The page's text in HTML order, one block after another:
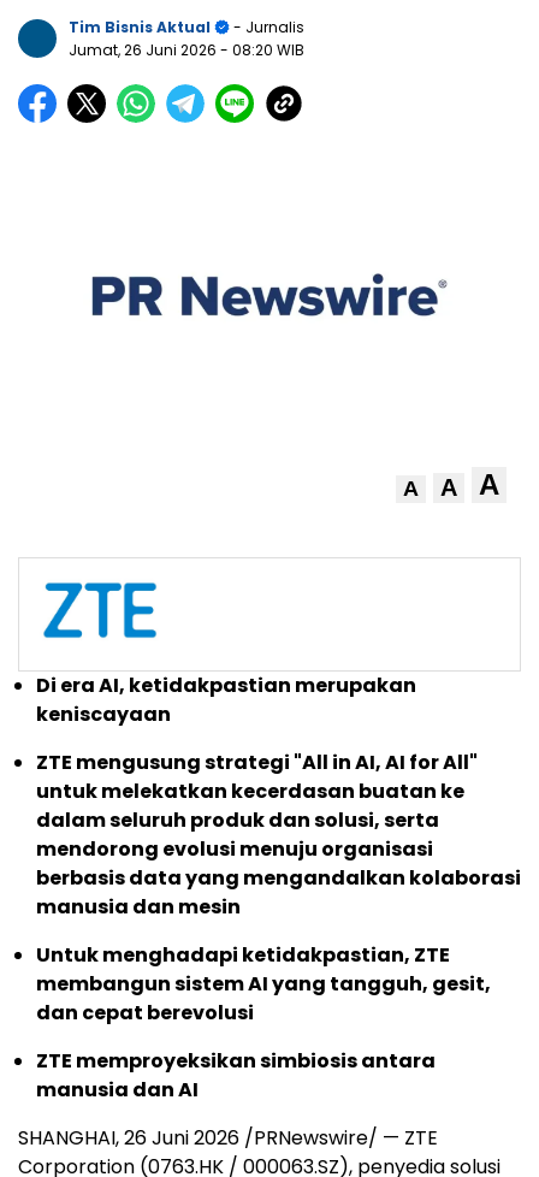
Tim Bisnis Aktual
- Jurnalis
Jumat, 26 Juni 2026 - 08:20 WIB
A A A
Di era AI, ketidakpastian merupakan
keniscayaan
ZTE mengusung strategi "All in AI, AI for All"
untuk melekatkan kecerdasan buatan ke
dalam seluruh produk dan solusi, serta
mendorong evolusi menuju organisasi
berbasis data yang mengandalkan kolaborasi
manusia dan mesin
Untuk menghadapi ketidakpastian, ZTE
membangun sistem AI yang tangguh, gesit,
dan cepat berevolusi
ZTE memproyeksikan simbiosis antara
manusia dan AI
SHANGHAI, 26 Juni 2026 /PRNewswire/ — ZTE
Corporation (0763.HK / 000063.SZ), penyedia solusi